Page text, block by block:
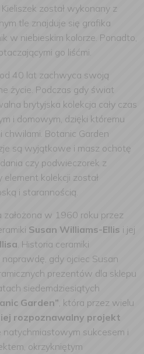
Kieliszek został wykonany z
tle znajduje się grafika
w niebieskim kolorze. Ponadto,
go liśćmi.
od 40 lat zachwyca swoją
życie. Podczas gdy świat
brytyjska kolekcja cały czas
i domowym, dzięki któremu
chwilami. Botanic Garden
są wyjątkowe i masz ochotę
czy podwieczorek z
element kolekcji został
i starannością.
założona w 1960 roku przez
Susan Williams-Ellis i jej
. Historia ceramiki
gdy ojciec Susan
prezentów dla sklepu
siedemdziesiątych
Garden”, która przez wielu
rozpoznawalny projekt
natychmiastowym sukcesem i
okrzykniętym